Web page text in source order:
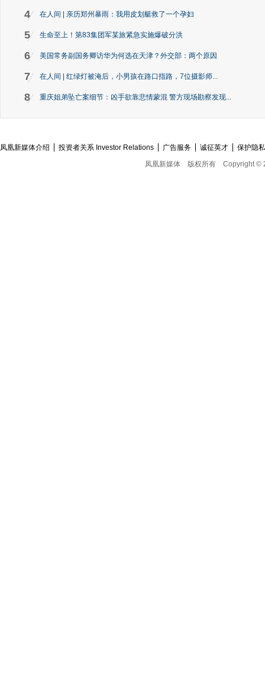
4 在人间 | 亲历郑州暴雨：我用皮划艇救了一个孕妇
5 生命至上！第83集团军某旅紧急实施爆破分洪
6 美国常务副国务卿访华为何选在天津？外交部：两个原因
7 在人间 | 红绿灯被淹后，小男孩在路口指路，7位摄影师...
8 重庆姐弟坠亡案细节：凶手欲靠悲情蒙混 警方现场勘察发现...
凤凰新媒体介绍 投资者关系 Investor Relations 广告服务 诚征英才
保护隐
凤凰新媒体
版权所有 Copyright ©